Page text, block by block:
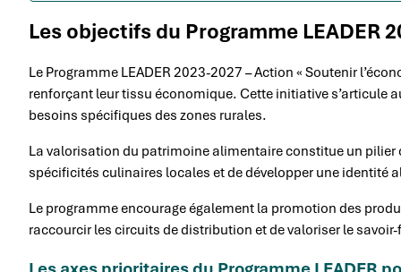
Les objectifs du Programme LEADER
Le Programme LEADER 2023-2027 – Action « Soutenir
renforçant leur tissu économique. Cette initiative s’articule
besoins spécifiques des zones rurales.
La valorisation du patrimoine alimentaire constitue un pilier
spécificités culinaires locales et de développer une identité
Le programme encourage également la promotion des
raccourcir les circuits de distribution et de valoriser le